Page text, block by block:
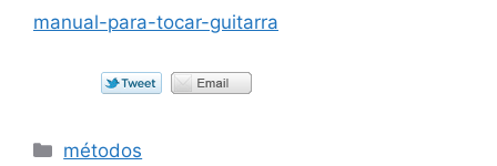
manual-para-tocar-guitarra
Categorías
métodos